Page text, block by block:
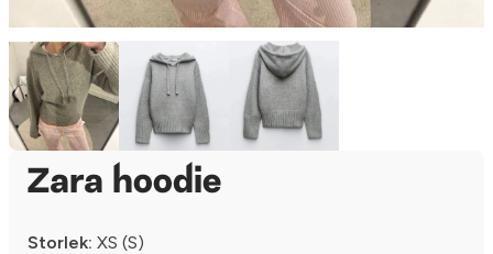
Zara hoodie
Storlek: XS (S)